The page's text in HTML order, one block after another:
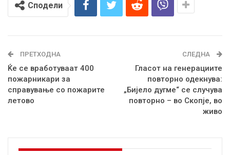
Сподели
ПРЕТХОДНА
Ќе се вработуваат 400
пожарникари за
справување со пожарите
летово
СЛЕДНА
Гласот на генерациите
повторно одекнува:
„Бијело дугме“ се случува
повторно – во Скопје, во
живо